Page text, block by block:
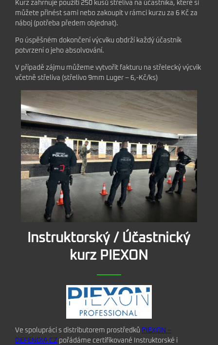
Kurz zahrnuje použití 250 kusů střeliva na účastníka, které si
můžete přinést sami nebo zakoupit v rámci kurzu za 6 Kč za
náboj (potřeba předem objednat).
Po úspěšném dokončení výcviku obdrží každý účastník
potvrzení o jeho absolvování.
V případě zájmu můžeme vytvořit fakturu na střelecký výcvik
včetně střeliva (střelivo 9mm Luger – 6,-Kč/ks)
Instruktorský / Účastnický
kurz PIEXON
Ve spolupráci s distributorem prostředků PIEXON –
DEFENDIA CZ pořádáme certifikované Instruktorské i